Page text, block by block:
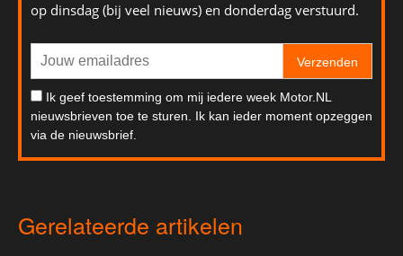
op dinsdag (bij veel nieuws) en donderdag verstuurd.
Verzenden
Ik geef toestemming om mij iedere week Motor.NL
nieuwsbrieven toe te sturen. Ik kan ieder moment opzeggen
via de nieuwsbrief.
Gerelateerde artikelen